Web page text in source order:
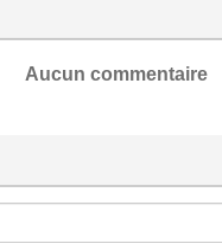
Aucun commentaire